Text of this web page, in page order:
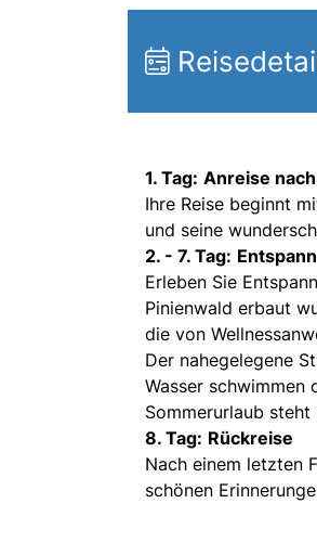
1. Tag: Anreise
Ihre Reise beginnt
und seine
2. - 7. Tag:
Erleben Sie
Pinienwald erbaut
die von
Der nahegelegene
Wasser schwimmen
Sommerurlaub
8. Tag: Rückreise
Nach einem letzten
schönen